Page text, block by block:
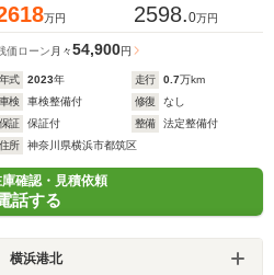
万円 2598.0万円
価ローン 月々54,900円
年式 2023年 走行 0.7万km
車検
車検整備付 修復
なし
保証
保証付 整備
法定整備付
住所
神奈川県横浜市都筑区
確認・見積依頼
話する
横浜港北